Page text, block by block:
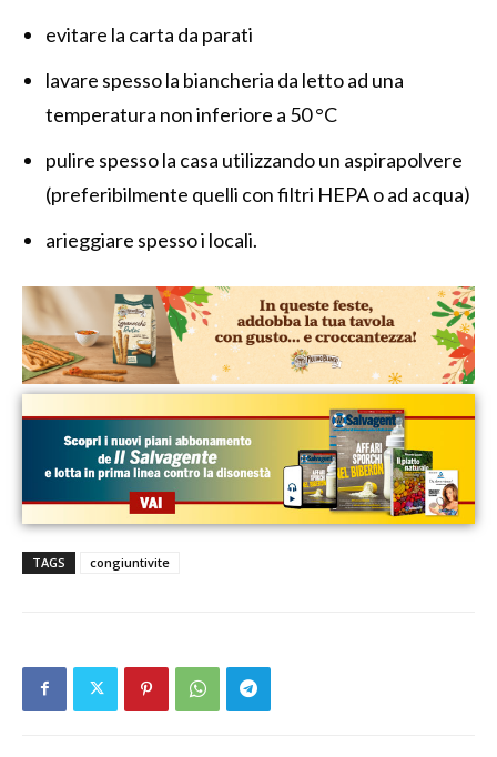
evitare la carta da parati
lavare spesso la biancheria da letto ad una
temperatura non inferiore a 50 °C
pulire spesso la casa utilizzando un aspirapolvere
(preferibilmente quelli con filtri HEPA o ad acqua)
arieggiare spesso i locali.
TAGS congiuntivite